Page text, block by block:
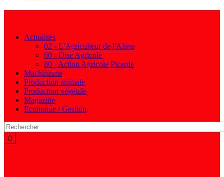
Actualités
02 - L'Agriculteur de l'Aisne
60 - Oise Agricole
80 - Action Agricole Picarde
Machinisme
Production animale
Production végétale
Magazine
Economie / Gestion